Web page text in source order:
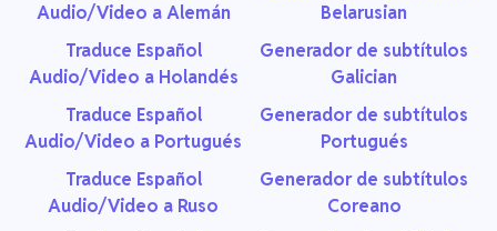
Audio/Video a Alemán
Traduce Español
Audio/Video a Holandés
Traduce Español
Audio/Video a Portugués
Traduce Español
Audio/Video a Ruso
Belarusian
Generador de subtítulos
Galician
Generador de subtítulos
Portugués
Generador de subtítulos
Coreano